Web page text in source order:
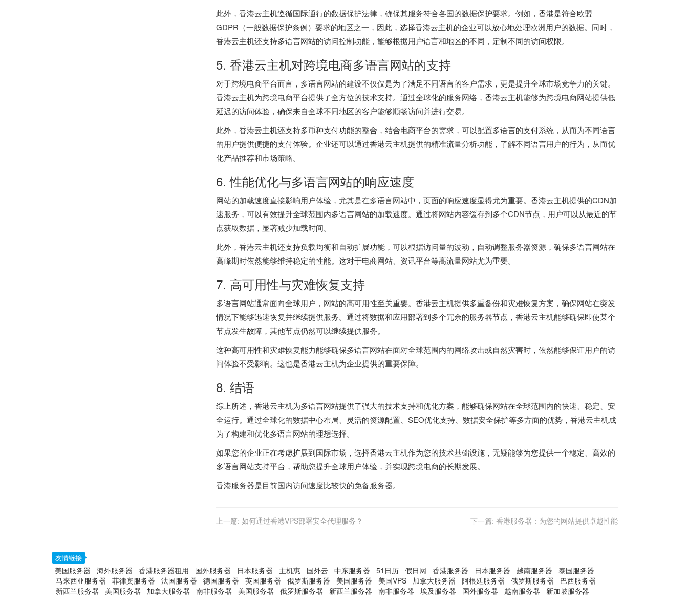
此外，香港云主机遵循国际通行的数据保护法律，确保其服务符合各国的数据保护要求。例如，香港是符合欧盟
GDPR（一般数据保护条例）要求的地区之一，因此，选择香港云主机的企业可以放心地处理欧洲用户的数据。同时，
香港云主机还支持多语言网站的访问控制功能，能够根据用户语言和地区的不同，定制不同的访问权限。
5. 香港云主机对跨境电商多语言网站的支持
对于跨境电商平台而言，多语言网站的建设不仅仅是为了满足不同语言的客户需求，更是提升全球市场竞争力的关键。
香港云主机为跨境电商平台提供了全方位的技术支持。通过全球化的服务网络，香港云主机能够为跨境电商网站提供低
延迟的访问体验，确保来自全球不同地区的客户能够顺畅访问并进行交易。
此外，香港云主机还支持多币种支付功能的整合，结合电商平台的需求，可以配置多语言的支付系统，从而为不同语言
的用户提供便捷的支付体验。企业还可以通过香港云主机提供的精准流量分析功能，了解不同语言用户的行为，从而优
化产品推荐和市场策略。
6. 性能优化与多语言网站的响应速度
网站的加载速度直接影响用户体验，尤其是在多语言网站中，页面的响应速度显得尤为重要。 香港云主机提供的CDN加
速服务，可以有效提升全球范围内多语言网站的加载速度。通过将网站内容缓存到多个CDN节点，用户可以从最近的节
点获取数据，显著减少加载时间。
此外，香港云主机还支持负载均衡和自动扩展功能，可以根据访问量的波动，自动调整服务器资源，确保多语言网站在
高峰期时依然能够维持稳定的性能。这对于电商网站、资讯平台等高流量网站尤为重要。
7. 高可用性与灾难恢复支持
多语言网站通常面向全球用户，网站的高可用性至关重要。 香港云主机提供多重备份和灾难恢复方案，确保网站在突发
情况下能够迅速恢复并继续提供服务。通过将数据和应用部署到多个冗余的服务器节点，香港云主机能够确保即使某个
节点发生故障，其他节点仍然可以继续提供服务。
这种高可用性和灾难恢复能力能够确保多语言网站在面对全球范围内的网络攻击或自然灾害时，依然能够保证用户的访
问体验不受影响。这也是香港云主机为企业提供的重要保障。
8. 结语
综上所述，香港云主机为多语言网站提供了强大的技术支持和优化方案，能够确保网站在全球范围内的快速、稳定、安
全运行。通过全球化的数据中心布局、灵活的资源配置、SEO优化支持、数据安全保护等多方面的优势，香港云主机成
为了构建和优化多语言网站的理想选择。
如果您的企业正在考虑扩展到国际市场，选择香港云主机作为您的技术基础设施，无疑能够为您提供一个稳定、高效的
多语言网站支持平台，帮助您提升全球用户体验，并实现跨境电商的长期发展。
香港服务器是目前国内访问速度比较快的免备服务器。
上一篇: 如何通过香港VPS部署安全代理服务？ 下一篇: 香港服务器：为您的网站提供卓越性能
友情链接
美国服务器 海外服务器 香港服务器租用 国外服务器 日本服务器 主机惠 国外云 中东服务器 51日历 假日网 香港服务器 日本服务器 越南服务器
泰国服务器
马来西亚服务器
菲律宾服务器 法国服务器 德国服务器 英国服务器 俄罗斯服务器 美国服务器 美国VPS 加拿大服务器 阿根廷服务器 俄罗斯服务器
巴西服务器
新西兰服务器
美国服务器 加拿大服务器 南非服务器 美国服务器 俄罗斯服务器 新西兰服务器 南非服务器 埃及服务器 国外服务器 越南服务器 新加坡服务器